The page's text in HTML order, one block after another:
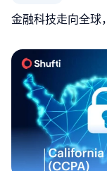
金融科技走向全球